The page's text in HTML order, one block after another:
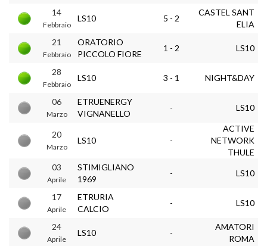
14
Febbraio
LS10 5 - 2
CASTEL SANT
ELIA
21
Febbraio
ORATORIO
PICCOLO FIORE
1 - 2 LS10
28
Febbraio
LS10 3 - 1 NIGHT&DAY
06
Marzo
ETRUENERGY
VIGNANELLO
- LS10
20
Marzo
LS10 -
ACTIVE
NETWORK
THULE
03
Aprile
STIMIGLIANO
1969
- LS10
17
Aprile
ETRURIA
CALCIO
- LS10
24
Aprile
LS10 -
AMATORI
ROMA